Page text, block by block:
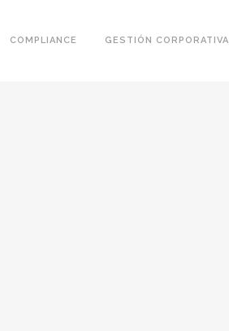
COMPLIANCE GESTIÓN CORPORATIVA